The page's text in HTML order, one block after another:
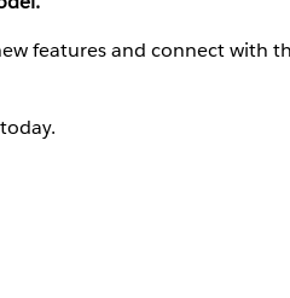
features and connect with